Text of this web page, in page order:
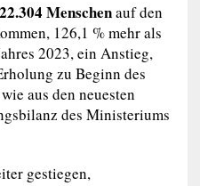
22.304 Menschenauf den
126,1 % mehr als
2023, ein Anstieg,
zu Beginn des
aus den neuesten
des Ministeriums
gestiegen,